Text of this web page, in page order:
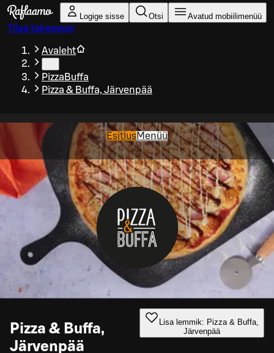
Liigu peamise sisu juurde
Logige sisse Otsi Avatud mobiilimenüü
Tilaa takeaway
Avaleht
PizzaBuffa
Pizza & Buffa, Järvenpää
EsitlusMenüü
Pizza & Buffa,
Järvenpää
Lisa lemmik: Pizza & Buffa,
Järvenpää